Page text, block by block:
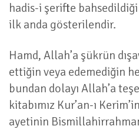
hadis-i şerifte
ilk anda gösterilendir.
Hamd, Allah’a şükrün
ettiğin veya edemediğin
bundan dolayı Allah’a
kitabımız Kur’an-ı
ayetinin